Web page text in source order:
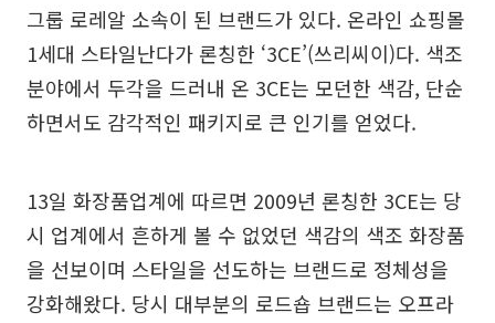
그룹 로레알 소속이 된 브랜드가 있다. 온라인 쇼핑몰
1세대 스타일난다가 론칭한 ‘3CE’(쓰리씨이)다. 색조
분야에서 두각을 드러내 온 3CE는 모던한 색감, 단순
하면서도 감각적인 패키지로 큰 인기를 얻었다.
13일 화장품업계에 따르면 2009년 론칭한 3CE는 당
시 업계에서 흔하게 볼 수 없었던 색감의 색조 화장품
을 선보이며 스타일을 선도하는 브랜드로 정체성을
강화해왔다. 당시 대부분의 로드숍 브랜드는 오프라